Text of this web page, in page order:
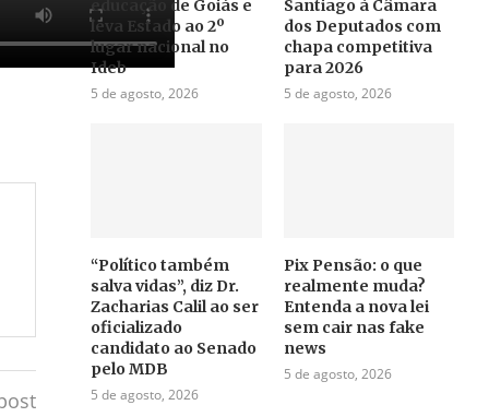
educação de Goiás e
leva Estado ao 2º
lugar nacional no
Ideb
5 de agosto, 2026
Santiago à Câmara
dos Deputados com
chapa competitiva
para 2026
5 de agosto, 2026
“Político também
salva vidas”, diz Dr.
Zacharias Calil ao ser
oficializado
candidato ao Senado
pelo MDB
5 de agosto, 2026
Pix Pensão: o que
realmente muda?
Entenda a nova lei
sem cair nas fake
news
5 de agosto, 2026